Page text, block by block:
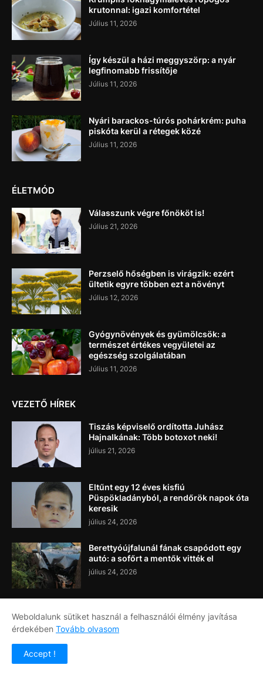
krutonnal: igazi komfortétel
Július 11, 2026
Így készül a házi meggyszörp: a nyár
legfinomabb frissítője
Július 11, 2026
Nyári barackos-túrós pohárkrém: puha
piskóta kerül a rétegek közé
Július 11, 2026
ÉLETMÓD
Válasszunk végre főnököt is!
Július 21, 2026
Perzselő hőségben is virágzik: ezért
ültetik egyre többen ezt a növényt
Július 12, 2026
Gyógynövények és gyümölcsök: a
természet értékes vegyületei az
egészség szolgálatában
Július 11, 2026
VEZETŐ HÍREK
Tiszás képviselő ordította Juhász
Hajnalkának: Több botoxot neki!
július 21, 2026
Eltűnt egy 12 éves kisfiú
Püspökladányból, a rendőrök napok óta
keresik
július 24, 2026
Berettyóújfalunál fának csapódott egy
autó: a sofőrt a mentők vitték el
július 24, 2026
Címlap Rólunk
Weboldalunk sütiket használ a felhasználói élmény javítása
érdekében Tovább olvasom
Accept !